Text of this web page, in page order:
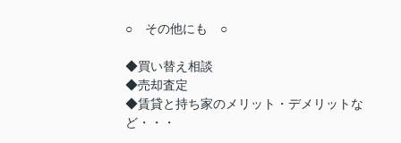
○ その他にも ○
◆買い替え相談
◆売却査定
◆賃貸と持ち家のメリット・デメリットな
ど・・・